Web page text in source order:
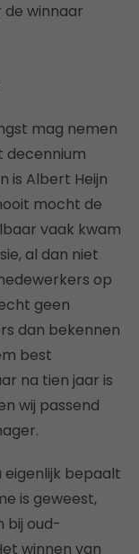
winnaar
mag nemen
decennium
is Albert Heijn
mocht de
vaak kwam
al dan niet
op
geen
dan bekennen
best
na tien jaar is
wij passend
eigenlijk bepaalt
is geweest,
bij oud-
winnen van